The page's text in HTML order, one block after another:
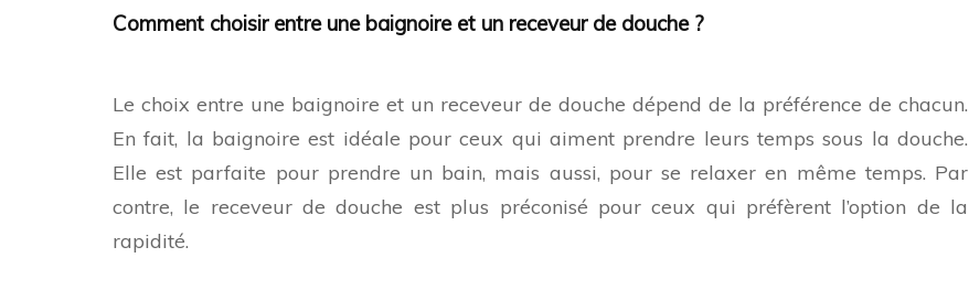
Comment choisir entre une baignoire et un receveur de douche ?
Le choix entre une baignoire et un receveur de douche dépend de la préférence de chacun.
En fait, la baignoire est idéale pour ceux qui aiment prendre leurs temps sous la douche.
Elle est parfaite pour prendre un bain, mais aussi, pour se relaxer en même temps. Par
contre, le receveur de douche est plus préconisé pour ceux qui préfèrent l’option de la
rapidité.